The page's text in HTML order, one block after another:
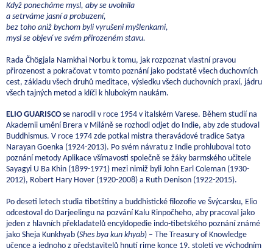
Když ponecháme mysl, aby se uvolnila
a setrváme jasní a probuzení,
bez toho aniž bychom byli vyrušeni myšlenkami,
mysl se objeví ve svém přirozeném stavu.
Rada Čhögjala Namkhai Norbu k tomu, jak rozpoznat vlastní pravou
přirozenost a pokračovat v tomto poznání jako podstatě všech duchovních
cest, základu všech druhů meditace, výsledku všech duchovních praxí, jádru
všech tajných metod a klíči k hlubokým naukám.
ELIO GUARISCOse narodil v roce 1954 v italském Varese. Během studií na
Akademii umění Brera v Miláně se rozhodl odjet do Indie, aby zde studoval
Buddhismus. V roce 1974 zde potkal mistra theravádové tradice Satya
Narayan Goenka (1924-2013). Po svém návratu z Indie prohluboval toto
poznání metody Aplikace všímavosti společně se žáky barmského učitele
Sayagyi U Ba Khin (1899-1971) mezi nimiž byli John Earl Coleman (1930-
2012), Robert Hary Hover (1920-2008) a Ruth Denison (1922-2015).
Po deseti letech studia tibetštiny a buddhistické filozofie ve Švýcarsku, Elio
odcestoval do Darjeelingu na pozvání Kalu Rinpočheho, aby pracoval jako
jeden z hlavních překladatelů encyklopedie indo-tibetského poznání známé
jako Sheja Kunkhyab (Shes bya kun khyab) – The Treasury of Knowledge
učence a jednoho z představitelů hnutí rime konce 19. století ve východním